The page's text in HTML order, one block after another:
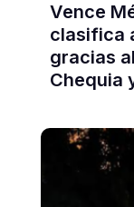
Vence
clasifica
gracias
Chequia